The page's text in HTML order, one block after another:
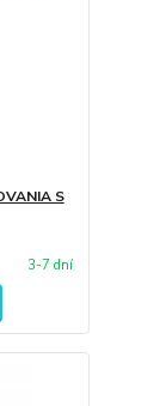
S
3-7 dní